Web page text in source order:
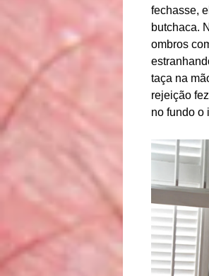
fechasse,
butchaca.
ombros
taça na
rejeição
no fundo o